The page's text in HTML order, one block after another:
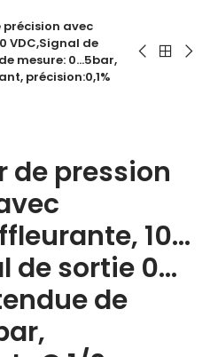
avec
VDC,Signal de
mesure: 0…5bar,
précision:0,1%
de pression
10…
de sortie 0…
de